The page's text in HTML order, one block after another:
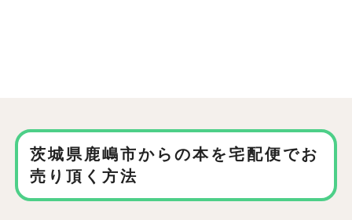
茨城県鹿嶋市からの本を宅配便でお
売り頂く方法